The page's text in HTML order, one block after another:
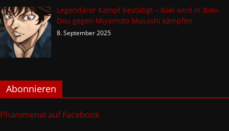
Legendärer Kampf bestätigt – Baki wird in Baki-
Dou gegen Miyamoto Musashi kämpfen
8. September 2025
Abonnieren
Phanimenal auf Facebook